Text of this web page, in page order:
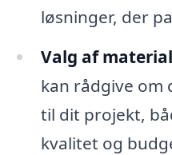
løsninger, der
Valg af
kan rådgive om
til dit projekt,
kvalitet og